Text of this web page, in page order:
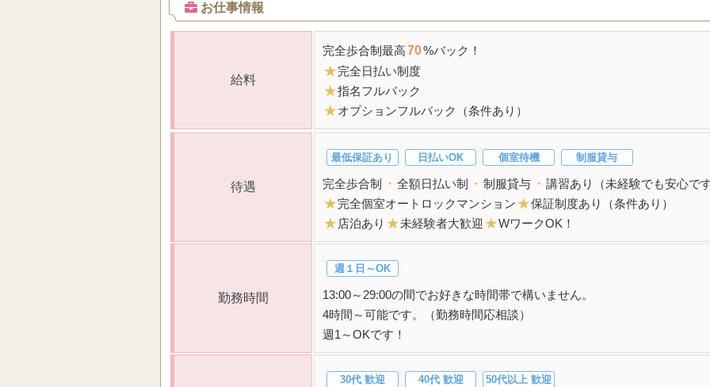
お仕事情報
給料
完全歩合制最高70%バック！
★完全日払い制度
★指名フルバック
★オプションフルバック（条件あり）
待遇
最低保証あり 日払いOK 個室待機 制服貸与
完全歩合制 ・ 全額日払い制 ・ 制服貸与 ・ 講習あり（未経験でも安心です
★完全個室オートロックマンション★保証制度あり（条件あり）
★ 店泊あり ★未経験者大歓迎 ★WワークOK！
勤務時間
週１日～OK
13:00～29:00の間でお好きな時間帯で構いません。
4時間～可能です。（勤務時間応相談）
週1～OKです！
30代 歓迎 40代 歓迎 50代以上 歓迎